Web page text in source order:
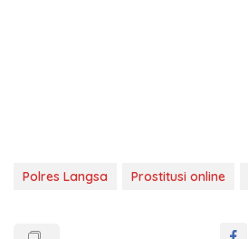
Polres Langsa Prostitusi online